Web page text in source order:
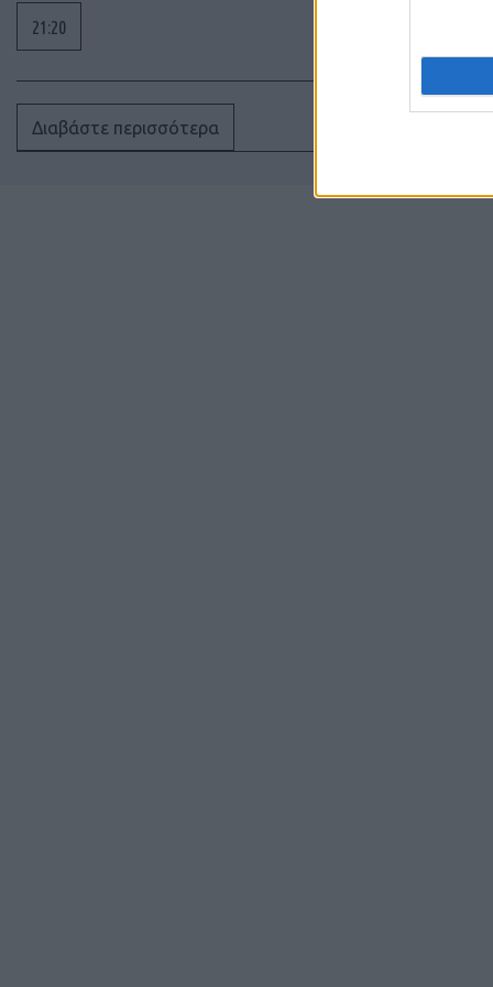
21:20
Διαβάστε περισσότερα